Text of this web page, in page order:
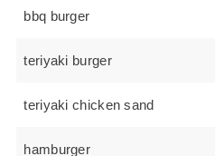
bbq burger
teriyaki burger
teriyaki chicken sand
hamburger